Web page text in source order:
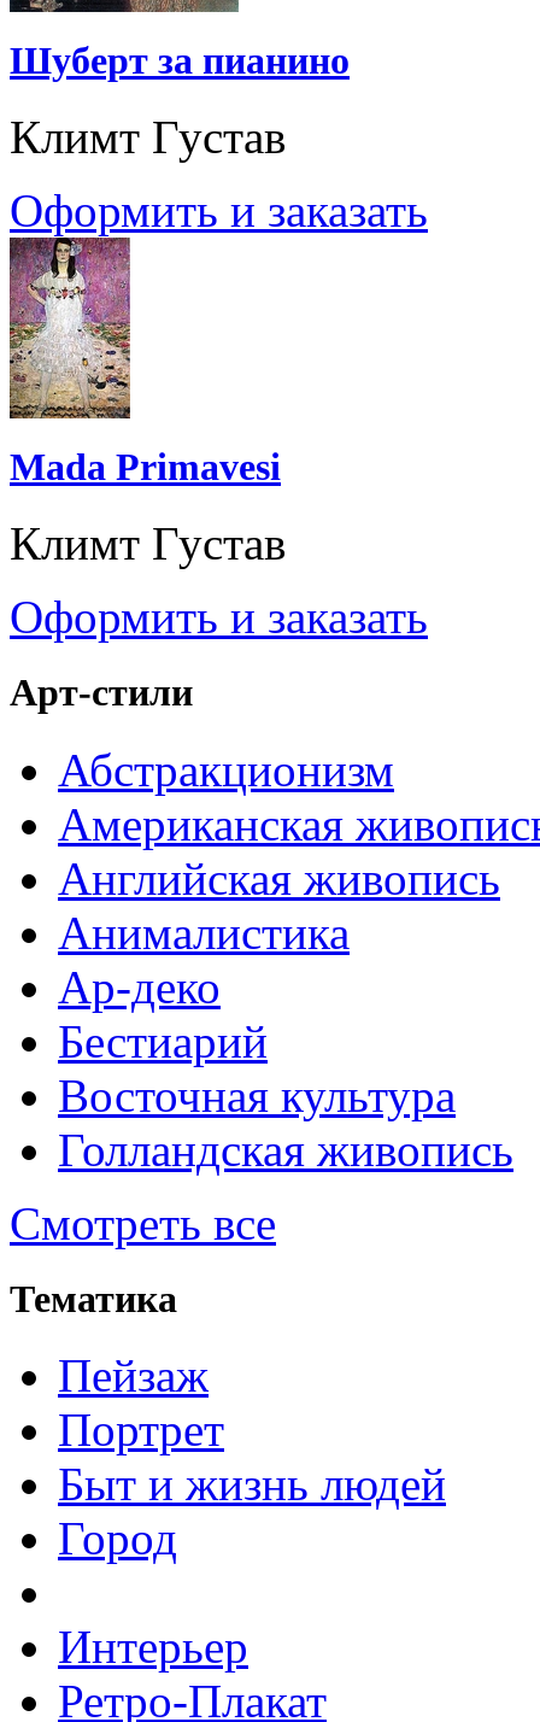
Шуберт за пианино
Климт Густав
Оформить и заказать
Mada Primavesi
Климт Густав
Оформить и заказать
Арт-стили
Абстракционизм
Американская
Английская живопись
Анималистика
Ар-деко
Бестиарий
Восточная культура
Голландская живопись
Смотреть все
Тематика
Пейзаж
Портрет
Быт и жизнь людей
Город
Интерьер
Ретро-Плакат